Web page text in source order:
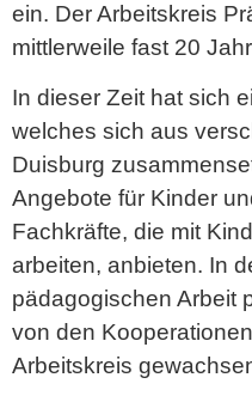
ein. Der Arbeitskreis
mittlerweile fast 20
In dieser Zeit hat sich
welches sich aus
Duisburg
Angebote für Kinder
Fachkräfte, die mit
arbeiten, anbieten. In
pädagogischen Arbeit
von den
Arbeitskreis